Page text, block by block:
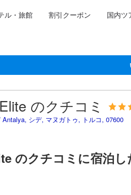
ル・旅館 割引クーポン 国内ツ
のクチコミ
Antalya, シデ, マヌガトゥ, トルコ, 07600
のクチコミに宿泊